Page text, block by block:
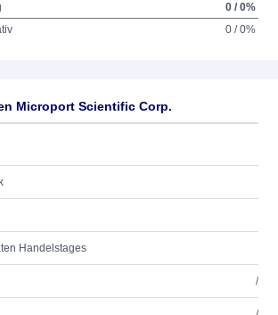
0 / 0%
0 / 0%
Microport Scientific Corp.
Handelstages
/